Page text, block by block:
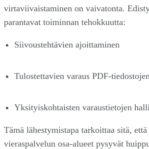
virtaviivaistaminen on vaivatonta.
parantavat toiminnan tehokkuutta:
Siivoustehtävien ajoittaminen
Tulostettavien varaus PDF-
Yksityiskohtaisten varaustietojen
Tämä lähestymistapa tarkoittaa sitä,
vieraspalvelun osa-alueet pysyvät